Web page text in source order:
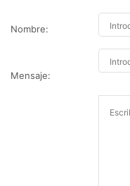
Nombre:
Mensaje: